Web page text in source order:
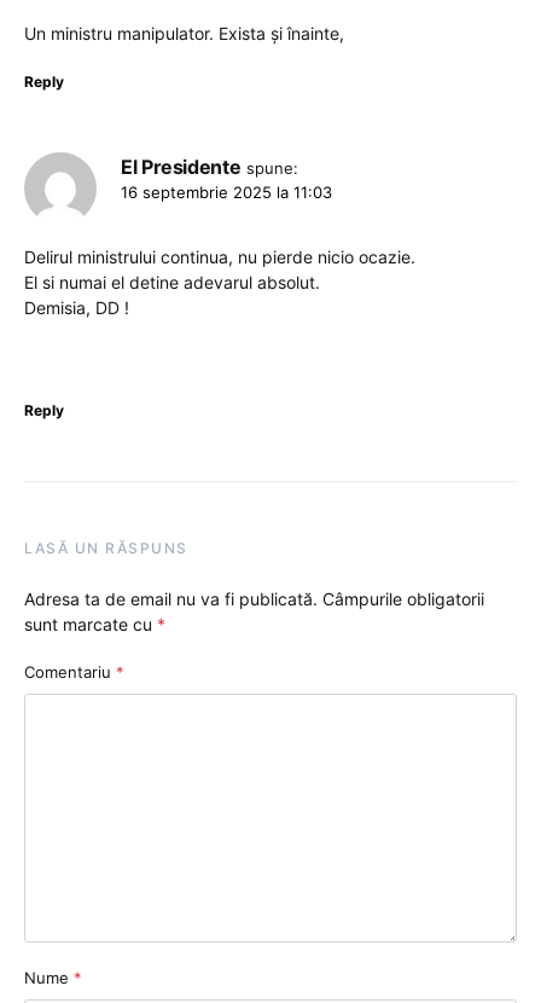
Un ministru manipulator. Exista și înainte,
Reply
El Presidente spune:
16 septembrie 2025 la 11:03
Delirul ministrului continua, nu pierde nicio ocazie.
El si numai el detine adevarul absolut.
Demisia, DD !
Reply
LASĂ UN RĂSPUNS
Adresa ta de email nu va fi publicată. Câmpurile obligatorii
sunt marcate cu *
Comentariu *
Nume *